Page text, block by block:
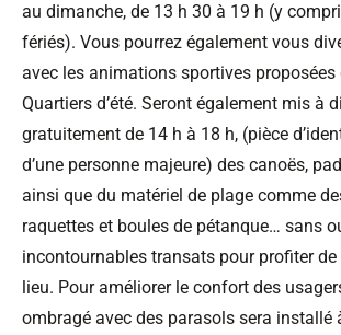
au dimanche, de 13 h 30 à 19 h (y
fériés). Vous pourrez également vous
avec les animations sportives proposées
Quartiers d’été. Seront également mis à
gratuitement de 14 h à 18 h, (pièce
d’une personne majeure) des canoës,
ainsi que du matériel de plage comme
raquettes et boules de pétanque… sans
incontournables transats pour profiter
lieu. Pour améliorer le confort des
ombragé avec des parasols sera installé